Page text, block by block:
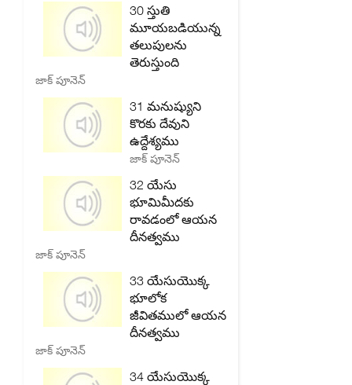
30 స్తుతి
మూయబడియున్న
తలుపులను
తెరుస్తుంది
జాక్ పూనెన్
31 మనుష్యుని
కొరకు దేవుని
ఉద్దేశ్యము
జాక్ పూనెన్
32 యేసు
భూమిమీదకు
రావడంలో ఆయన
దీనత్వము
జాక్ పూనెన్
33 యేసుయొక్క
భూలోక
జీవితములో ఆయన
దీనత్వము
జాక్ పూనెన్
34 యేసుయొక్క